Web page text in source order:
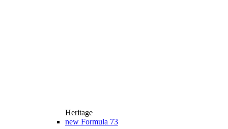
Heritage
new Formula 73